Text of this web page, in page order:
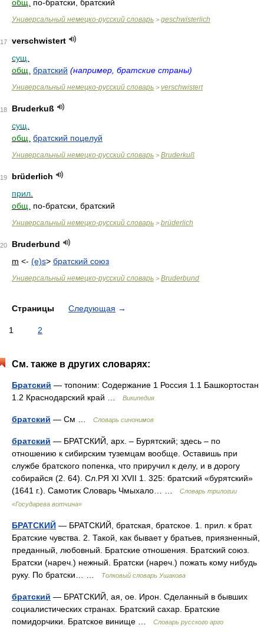
общ. по-братски, братский
Универсальный немецко-русский словарь > geschwisterlich
17
verschwistert
сущ.
общ. братский (например, братские страны)
Универсальный немецко-русский словарь > verschwistert
18
Bruderkuß
сущ.
общ. братский поцелуй
Универсальный немецко-русский словарь > Bruderkuß
19
brüderlich
прил.
общ.
по-братски, братский
Универсальный немецко-русский словарь > brüderlich
20
Bruderbund
m <- (e)s> братский союз
Универсальный немецко-русский словарь > Bruderbund
Страницы Следующая →
1 2
См. также в других словарях:
Братский — топоним: Содержание 1 Россия 1.1 Башкортостан
1.2 Краснодарский край …
Википедия
братский — См … Словарь синонимов
братский — БРАТСКИЙ, арх. – Бурятский; здесь – по
отношению к сибирским туземцам вообще. Оставишь при
службе братского попенка, что приручил к делу, и в дорогу
собирайся (2. 64). Сл.РЯ XI XVII 1. 325: братский «бурятский»
(1641 г.). Самотик Словарь Чмыхало… …
Словарь трилогии
«Государева вотчина»
БРАТСКИЙ — БРАТСКИЙ, братская, братское. 1. прил. к брат.
Братские чувства. 2. Такой, как бывает у братьев, приязненный,
преданный, любовный. Братские отношения. Братский союз.
Братски (нареч.) нежный. Братски (нареч.) пожать кому нибудь
руку. По братски… …
Толковый словарь Ушакова
братский — БРАТСКИЙ, ая, ое. Ирон. Сделанный в бывших
социалистических странах. Братский сахар. Братские
помидорчики. Братское винище …
Словарь русского арго